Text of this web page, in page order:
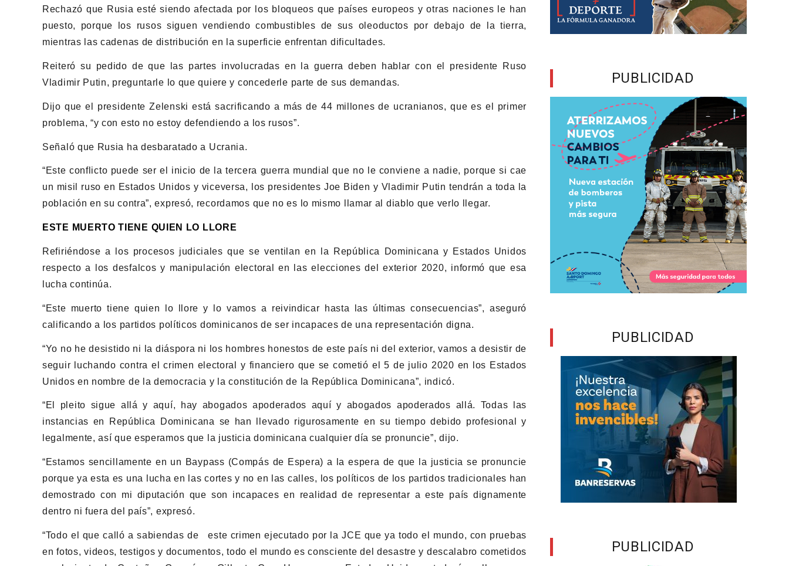
Rechazó que Rusia esté siendo afectada por los bloqueos que países europeos y otras naciones le han
puesto, porque los rusos siguen vendiendo combustibles de sus oleoductos por debajo de la tierra,
mientras las cadenas de distribución en la superficie enfrentan dificultades.
Reiteró su pedido de que las partes involucradas en la guerra deben hablar con el presidente Ruso
Vladimir Putin, preguntarle lo que quiere y concederle parte de sus demandas.
Dijo que el presidente Zelenski está sacrificando a más de 44 millones de ucranianos, que es el primer
problema, “y con esto no estoy defendiendo a los rusos”.
Señaló que Rusia ha desbaratado a Ucrania.
“Este conflicto puede ser el inicio de la tercera guerra mundial que no le conviene a nadie, porque si cae
un misil ruso en Estados Unidos y viceversa, los presidentes Joe Biden y Vladimir Putin tendrán a toda la
población en su contra”, expresó, recordamos que no es lo mismo llamar al diablo que verlo llegar.
ESTE MUERTO TIENE QUIEN LO LLORE
Refiriéndose a los procesos judiciales que se ventilan en la República Dominicana y Estados Unidos
respecto a los desfalcos y manipulación electoral en las elecciones del exterior 2020, informó que esa
lucha continúa.
“Este muerto tiene quien lo llore y lo vamos a reivindicar hasta las últimas consecuencias”, aseguró
calificando a los partidos políticos dominicanos de ser incapaces de una representación digna.
“Yo no he desistido ni la diáspora ni los hombres honestos de este país ni del exterior, vamos a desistir de
seguir luchando contra el crimen electoral y financiero que se cometió el 5 de julio 2020 en los Estados
Unidos en nombre de la democracia y la constitución de la República Dominicana”, indicó.
“El pleito sigue allá y aquí, hay abogados apoderados aquí y abogados apoderados allá. Todas las
instancias en República Dominicana se han llevado rigurosamente en su tiempo debido profesional y
legalmente, así que esperamos que la justicia dominicana cualquier día se pronuncie”, dijo.
“Estamos sencillamente en un Baypass (Compás de Espera) a la espera de que la justicia se pronuncie
porque ya esta es una lucha en las cortes y no en las calles, los políticos de los partidos tradicionales han
demostrado con mi diputación que son incapaces en realidad de representar a este país dignamente
dentro ni fuera del país”, expresó.
“Todo el que calló a sabiendas de este crimen ejecutado por la JCE que ya todo el mundo, con pruebas
en fotos, videos, testigos y documentos, todo el mundo es consciente del desastre y descalabro cometidos
PUBLICIDAD
PUBLICIDAD
PUBLICIDAD